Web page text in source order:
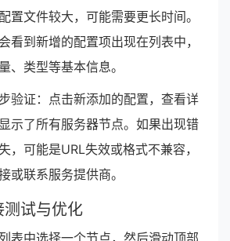
置文件较大，可能需要更长时间。
看到新增的配置项出现在列表中，
、类型等基本信息。
验证：点击新添加的配置，查看详
示了所有服务器节点。如果出现错
，可能是URL失效或格式不兼容，
或联系服务提供商。
测试与优化
表中选择一个节点，然后滑动顶部